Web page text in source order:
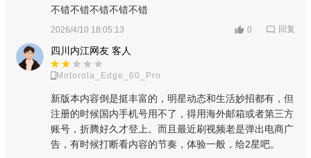
不错不错不错不错不错
2026/4/10 18:05:13 0 回复
四川内江网友 客人
Motorola_Edge_60_Pro
新版本内容倒是挺丰富的，明星动态和生活妙招都有，但
注册的时候国内手机号用不了，得用海外邮箱或者第三方
账号，折腾好久才登上。而且最近刷视频老是弹出电商广
告，有时候打断看内容的节奏，体验一般，给2星吧。